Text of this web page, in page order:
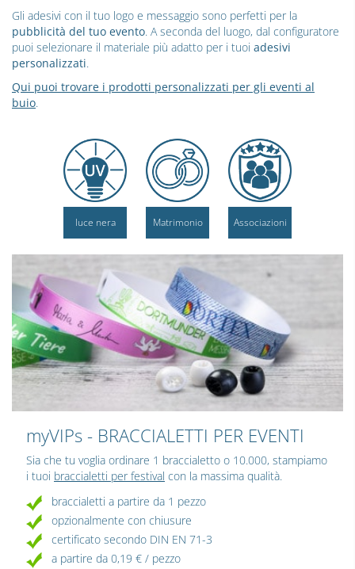
Gli adesivi con il tuo logo e messaggio sono perfetti per la
pubblicità del tuo evento. A seconda del luogo, dal configuratore
puoi selezionare il materiale più adatto per i tuoi adesivi
personalizzati.
Qui puoi trovare i prodotti personalizzati per gli eventi al
buio.
luce nera Matrimonio Associazioni
myVIPs - BRACCIALETTI PER EVENTI
Sia che tu voglia ordinare 1 braccialetto o 10.000, stampiamo
i tuoi braccialetti per festival con la massima qualità.
braccialetti a partire da 1 pezzo
opzionalmente con chiusure
certificato secondo DIN EN 71-3
a partire da 0,19 € / pezzo